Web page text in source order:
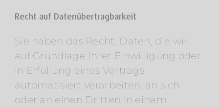
Recht auf Datenübertragbarkeit
Sie haben das Recht, Daten, die wir
auf Grundlage Ihrer Einwilligung oder
in Erfüllung eines Vertrags
automatisiert verarbeiten, an sich
oder an einen Dritten in einem